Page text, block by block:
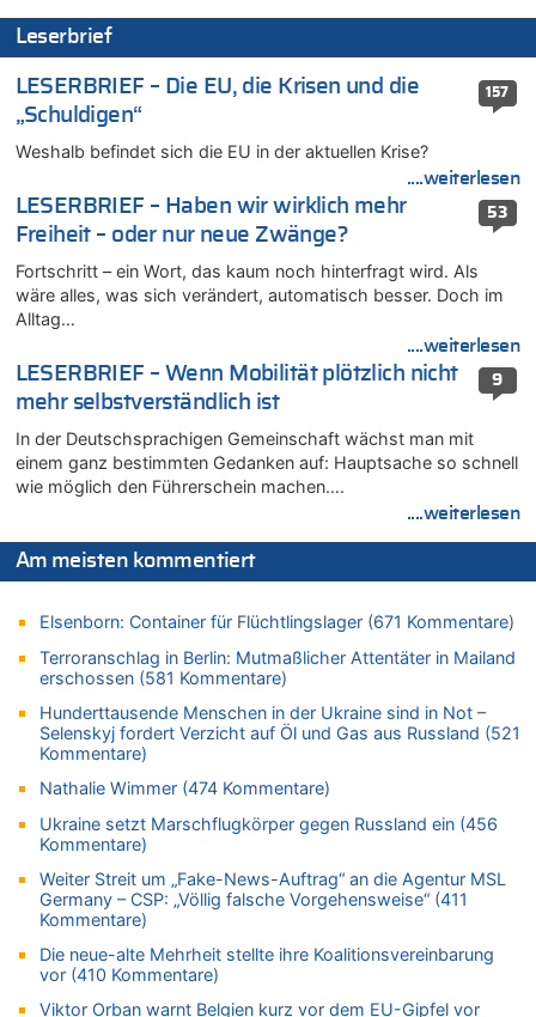
08.08.2026 - 11:39 von Dax zu
In Belgien missachten zwei von drei Autofahrern das
Tempolimit in 30er-Zonen – Untersuchung von Vias
08.08.2026 - 11:08 von Hans zu
Aachen ab 11. August wieder Mekka des Pferdesports –
Belgien setzt bei Reit-WM auf starke Springreiter
08.08.2026 - 10:21 von Hugo Egon Bernhard von Sinnen zu
In Belgien missachten zwei von drei Autofahrern das
Tempolimit in 30er-Zonen – Untersuchung von Vias
Wie kam es zur Ceuta-Krise?
08.08.2026 - 09:27 von Ermitler zu
Eschweiler: 16-Jähriger soll seine Oma ermordet haben
08.08.2026 - 09:24 von Ermitler zu
Mehrere Menschen in Londons City niedergestochen
AS Eupen: „Keiner weiß, wohin die Reise geht…“
08.08.2026 - 09:02 von Detlef zu
In Belgien missachten zwei von drei Autofahrern das
08.08.2026 - 08:50 von Mungo zu
08.08.2026 - 08:45 von besserwisser zu
Belgier knackt Jackpot bei Lotterie EuroMillions und gewinnt
mehr als 111 Millionen €
08.08.2026 - 08:00 von Strolch zu
AS Eupen: „Keiner weiß, wohin die Reise geht…“
08.08.2026 - 05:07 von Marcel Scholzen Eimerscheid zu
In Belgien missachten zwei von drei Autofahrern das
08.08.2026 - 02:19 von Peter S. zu
Tempolimit in 30er-Zonen – Untersuchung von Vias
08.08.2026 - 00:26 von klar zu
Mehrere Menschen in Londons City niedergestochen
07.08.2026 - 23:52 von Hans L. zu
Aachen ab 11. August wieder Mekka des Pferdesports –
Leserbrief
157
LESERBRIEF – Die EU, die Krisen und die
„Schuldigen“
Weshalb befindet sich die EU in der aktuellen Krise?
....weiterlesen
53
LESERBRIEF – Haben wir wirklich mehr
Freiheit – oder nur neue Zwänge?
Fortschritt – ein Wort, das kaum noch hinterfragt wird. Als
wäre alles, was sich verändert, automatisch besser. Doch im
Alltag…
....weiterlesen
9
LESERBRIEF – Wenn Mobilität plötzlich nicht
mehr selbstverständlich ist
In der Deutschsprachigen Gemeinschaft wächst man mit
einem ganz bestimmten Gedanken auf: Hauptsache so schnell
wie möglich den Führerschein machen….
....weiterlesen
Am meisten kommentiert
Elsenborn: Container für Flüchtlingslager (671 Kommentare)
Terroranschlag in Berlin: Mutmaßlicher Attentäter in Mailand
erschossen (581 Kommentare)
Hunderttausende Menschen in der Ukraine sind in Not –
Selenskyj fordert Verzicht auf Öl und Gas aus Russland (521
Kommentare)
Nathalie Wimmer (474 Kommentare)
Ukraine setzt Marschflugkörper gegen Russland ein (456
Kommentare)
Weiter Streit um „Fake-News-Auftrag“ an die Agentur MSL
Germany – CSP: „Völlig falsche Vorgehensweise“ (411
Kommentare)
Die neue-alte Mehrheit stellte ihre Koalitionsvereinbarung
vor (410 Kommentare)
Viktor Orban warnt Belgien kurz vor dem EU-Gipfel vor